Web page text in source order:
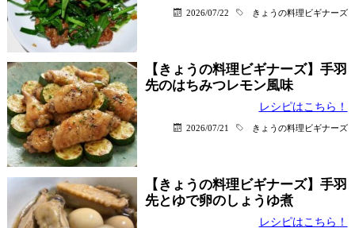
2026/07/22 きょうの料理ビギナーズ
【きょうの料理ビギナーズ】手羽
先のはちみつレモン風味
レシピはこちら！
2026/07/21 きょうの料理ビギナーズ
【きょうの料理ビギナーズ】手羽
先とゆで卵のしょうゆ煮
レシピはこちら！